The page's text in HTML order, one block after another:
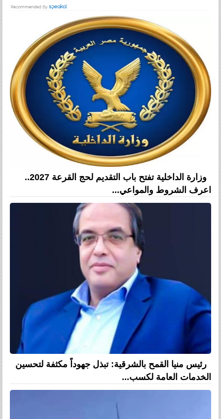
وزارة الداخلية تفتح باب التقديم لحج القرعة 2027..
اعرف الشروط والمواعي...
رئيس منيا القمح بالشرقية: تبذل جهوداً مكثفة لتحسين
الخدمات العامة لكسب...